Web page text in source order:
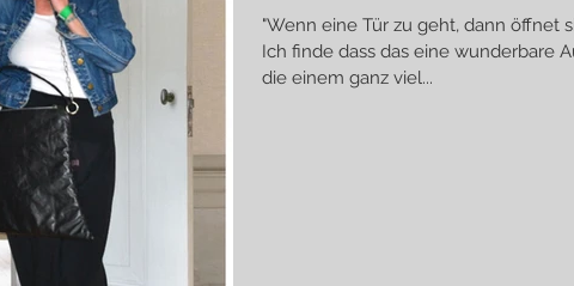
"Wenn eine Tür zu geht, dann öffnet
Ich finde dass das eine wunderbare
die einem ganz viel...